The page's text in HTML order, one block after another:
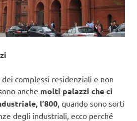
complessi residenziali e non
anche molti palazzi che ci
l’800 , quando sono sorti
degli industriali, ecco perché